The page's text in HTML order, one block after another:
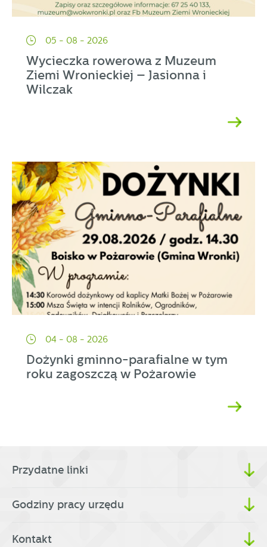
05 - 08 - 2026
Wycieczka rowerowa z Muzeum
Ziemi Wronieckiej – Jasionna i
Wilczak
04 - 08 - 2026
Dożynki gminno-parafialne w tym
roku zagoszczą w Pożarowie
Przydatne linki
Godziny pracy urzędu
Kontakt